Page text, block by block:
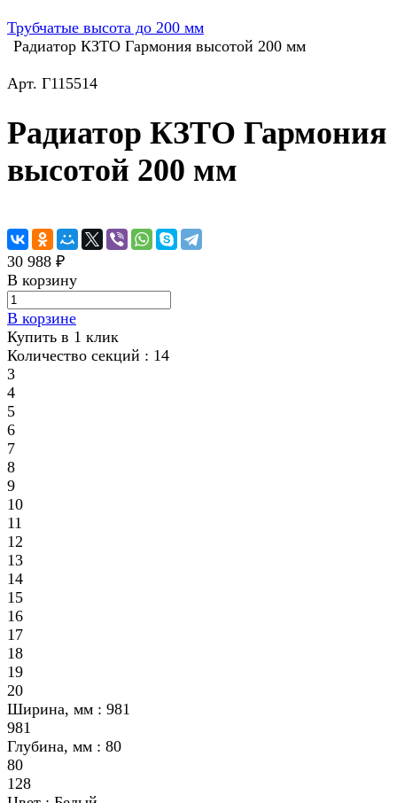
Трубчатые высота до 200 мм
Радиатор КЗТО Гармония высотой 200 мм
Арт. Г115514
Радиатор КЗТО Гармония
высотой 200 мм
30 988 ₽
В корзину
В корзине
Купить в 1 клик
Количество секций : 14
3
4
5
6
7
8
9
10
11
12
13
14
15
16
17
18
19
20
Ширина, мм : 981
981
Глубина, мм : 80
80
128